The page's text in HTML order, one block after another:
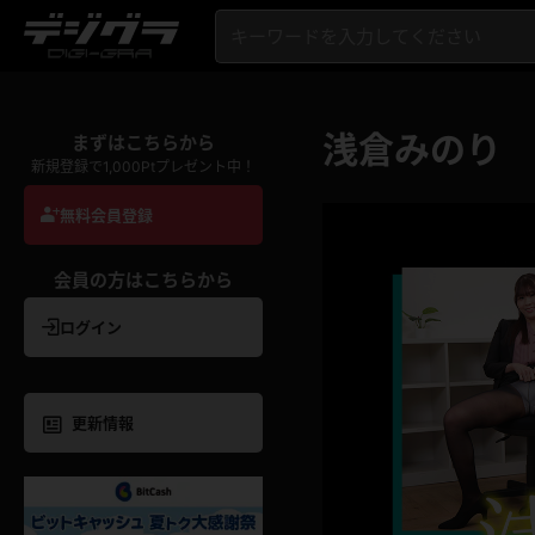
まずはこちらから
新規登録で1,000Ptプレゼント中！
無料会員登録
会員の方はこちらから
ログイン
更新情報
浅倉みのり